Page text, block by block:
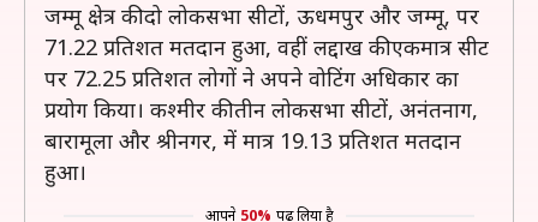
जम्मू क्षेत्र की दो लोकसभा सीटों, ऊधमपुर और जम्मू, पर
71.22 प्रतिशत मतदान हुआ, वहीं लद्दाख की एकमात्र सीट
पर 72.25 प्रतिशत लोगों ने अपने वोटिंग अधिकार का
प्रयोग किया। कश्मीर की तीन लोकसभा सीटों, अनंतनाग,
बारामूला और श्रीनगर, में मात्र 19.13 प्रतिशत मतदान
हुआ।
आपने 50% पढ़ लिया है